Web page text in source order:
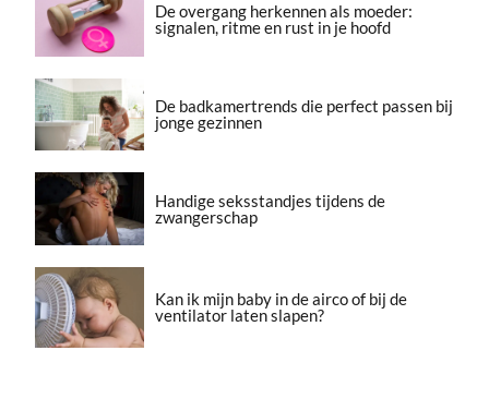
De overgang herkennen als moeder:
signalen, ritme en rust in je hoofd
De badkamertrends die perfect passen bij
jonge gezinnen
Handige seksstandjes tijdens de
zwangerschap
Kan ik mijn baby in de airco of bij de
ventilator laten slapen?